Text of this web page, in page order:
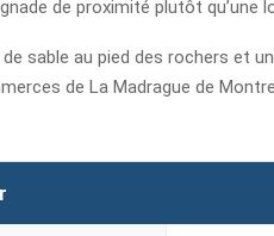
de proximité plutôt qu’une
sable au pied des rochers et
de La Madrague de